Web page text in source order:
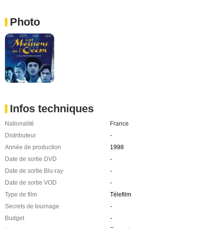
Photo
Infos techniques
Nationalité
France
Distributeur
-
Année de production
1998
Date de sortie DVD
-
Date de sortie Blu-ray
-
Date de sortie VOD
-
Type de film
Télefilm
Secrets de tournage
-
Budget
-